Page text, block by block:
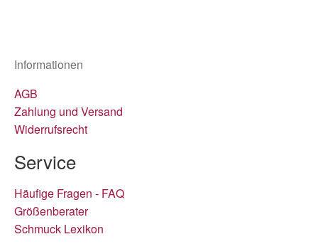
Informationen
AGB
Zahlung und Versand
Widerrufsrecht
Service
Häufige Fragen - FAQ
Größenberater
Schmuck Lexikon